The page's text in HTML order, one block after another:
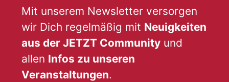
Mit unserem Newsletter versorgen
wir Dich regelmäßig mit Neuigkeiten
aus der JETZT Community und
allen Infos zu unseren
Veranstaltungen.